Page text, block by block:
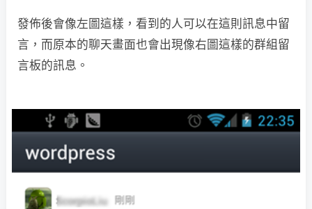
發佈後會像左圖這樣，看到的人可以在這則訊息中留
言，而原本的聊天畫面也會出現像右圖這樣的群組留
言板的訊息。